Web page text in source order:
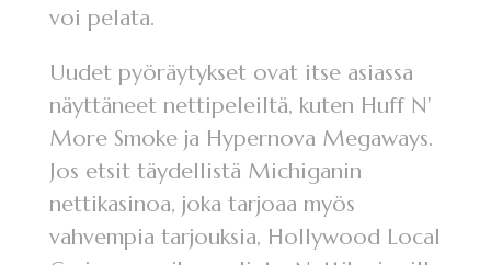
voi pelata.
Uudet pyöräytykset ovat itse asiassa
näyttäneet nettipeleiltä, ​​kuten Huff N'
More Smoke ja Hypernova Megaways.
Jos etsit täydellistä Michiganin
nettikasinoa, joka tarjoaa myös
vahvempia tarjouksia, Hollywood Local